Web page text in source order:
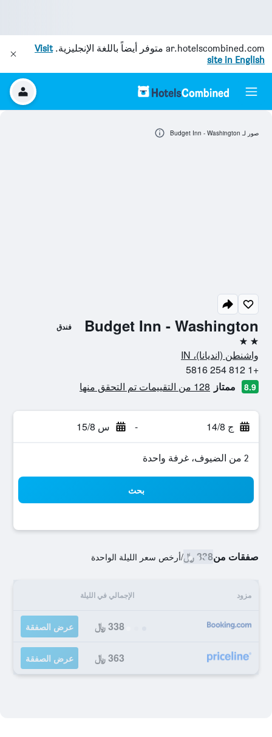
ar.hotelscombined.com متوفر أيضاً باللغة الإنجليزية.Visit
site in English
Budget Inn - Washington فندق
2 نجمتين
واشنطن (انديانا)، IN
+1 812 254 5816
8.9 ممتاز 128 من التقييمات تم التحقق منها
ج 14/8 - س 15/8
2 من الضيوف، غرفة واحدة
بحث
صفقات من338 ﷼ /أرخص سعر الليلة الواحدة
مزود الإجمالي في الليلة
338 ﷼ عرض الصفقة
363 ﷼ عرض الصفقة
صور لـ Budget Inn - Washington